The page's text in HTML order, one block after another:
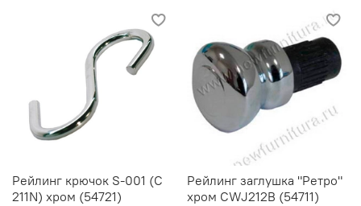
Рейлинг крючок S-001 (C
211N) хром (54721)
Рейлинг заглушка "Ретро"
хром CWJ212B (54711)